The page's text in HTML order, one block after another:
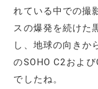
れている中での撮
スの爆発を続けた
し、地球の向きか
のSOHO C2およ
でしたね。